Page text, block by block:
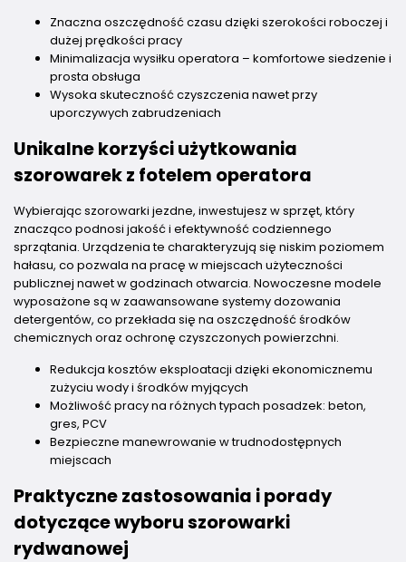
Znaczna oszczędność czasu dzięki szerokości roboczej i
dużej prędkości pracy
Minimalizacja wysiłku operatora – komfortowe siedzenie i
prosta obsługa
Wysoka skuteczność czyszczenia nawet przy
uporczywych zabrudzeniach
Unikalne korzyści użytkowania
szorowarek z fotelem operatora
Wybierając szorowarki jezdne, inwestujesz w sprzęt, który
znacząco podnosi jakość i efektywność codziennego
sprzątania. Urządzenia te charakteryzują się niskim poziomem
hałasu, co pozwala na pracę w miejscach użyteczności
publicznej nawet w godzinach otwarcia. Nowoczesne modele
wyposażone są w zaawansowane systemy dozowania
detergentów, co przekłada się na oszczędność środków
chemicznych oraz ochronę czyszczonych powierzchni.
Redukcja kosztów eksploatacji dzięki ekonomicznemu
zużyciu wody i środków myjących
Możliwość pracy na różnych typach posadzek: beton,
gres, PCV
Bezpieczne manewrowanie w trudnodostępnych
miejscach
Praktyczne zastosowania i porady
dotyczące wyboru szorowarki
rydwanowej